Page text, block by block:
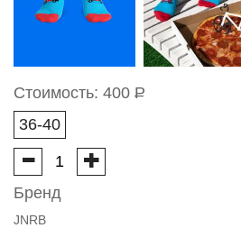
Стоимость: 400 Р
36-40
Бренд
JNRB